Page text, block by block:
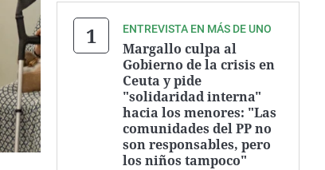
ENTREVISTA EN MÁS DE UNO
Margallo culpa al
Gobierno de la crisis en
Ceuta y pide
"solidaridad interna"
hacia los menores: "Las
comunidades del PP no
son responsables, pero
los niños tampoco"